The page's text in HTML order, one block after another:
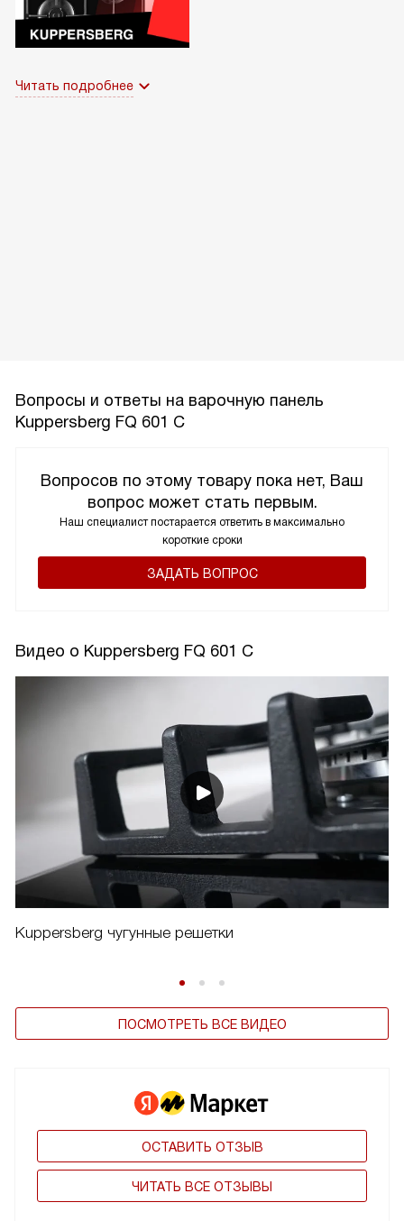
Читать подробнее
Вопросы и ответы на варочную панель
Kuppersberg FQ 601 C
Вопросов по этому товару пока нет, Ваш
вопрос может стать первым.
Наш специалист постарается ответить в максимально
короткие сроки
ЗАДАТЬ ВОПРОС
Видео о Kuppersberg FQ 601 C
Kuppersberg чугунные решетки
ПОСМОТРЕТЬ ВСЕ ВИДЕО
ОСТАВИТЬ ОТЗЫВ
ЧИТАТЬ ВСЕ ОТЗЫВЫ